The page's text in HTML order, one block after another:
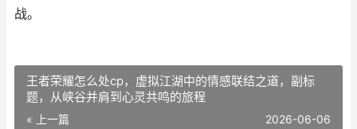
战。
王者荣耀怎么处cp，虚拟江湖中的情感联结之道，副标
题，从峡谷并肩到心灵共鸣的旅程
« 上一篇 2026-06-06